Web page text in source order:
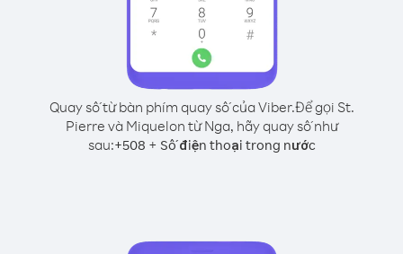
Quay số từ bàn phím quay số của Viber.Để gọi St.
Pierre và Miquelon từ Nga, hãy quay số như
sau:+508 + Số điện thoại trong nước